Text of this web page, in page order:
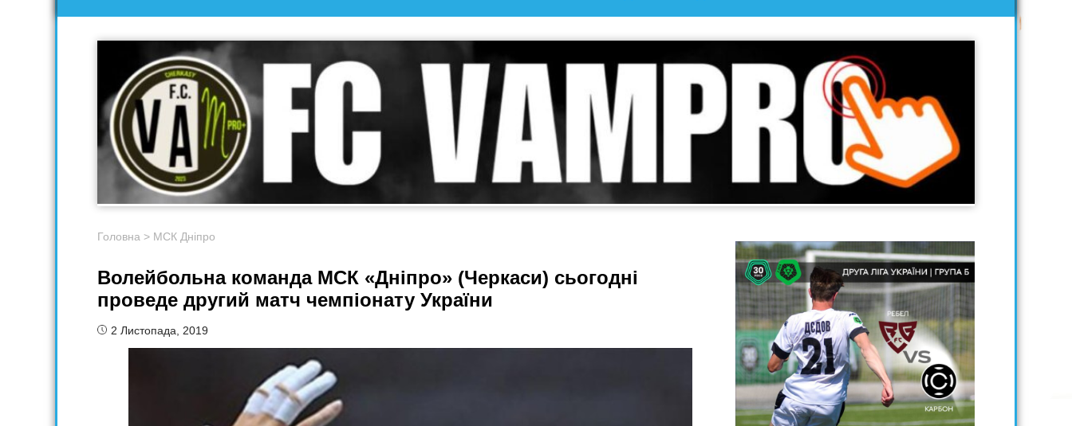
Головна > МСК Дніпро
Волейбольна команда МСК «Дніпро» (Черкаси) сьогодні
проведе другий матч чемпіонату України
2 Листопада, 2019